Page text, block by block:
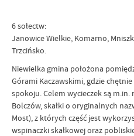
6 sołectw:
Janowice Wielkie, Komarno,
Trzcińsko.
Niewielka gmina położona
Górami Kaczawskimi, gdzie
spokoju. Celem wycieczek są
Bolczów, skałki o oryginalnych
Most), z których część jest
wspinaczki skałkowej oraz